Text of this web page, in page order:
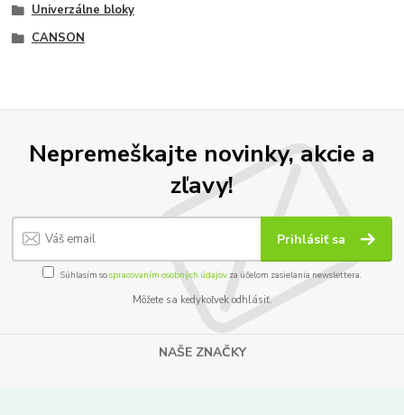
Univerzálne bloky
CANSON
Nepremeškajte novinky, akcie a
zľavy!
Prihlásiť sa
Súhlasím sospracovaním osobných údajov za účelom zasielania newslettera.
Môžete sa kedykoľvek odhlásiť.
NAŠE ZNAČKY